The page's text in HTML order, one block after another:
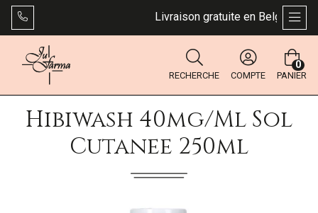
Livraison gratuite en Belgique
RECHERCHE COMPTE PANIER
0
Hibiwash 40mg/ml Sol
Cutanee 250ml